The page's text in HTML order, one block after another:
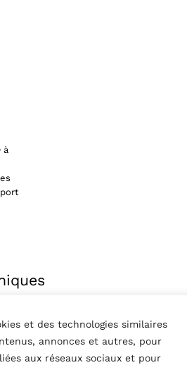
et des technologies similaires
annonces et autres, pour
aux réseaux sociaux et pour
à